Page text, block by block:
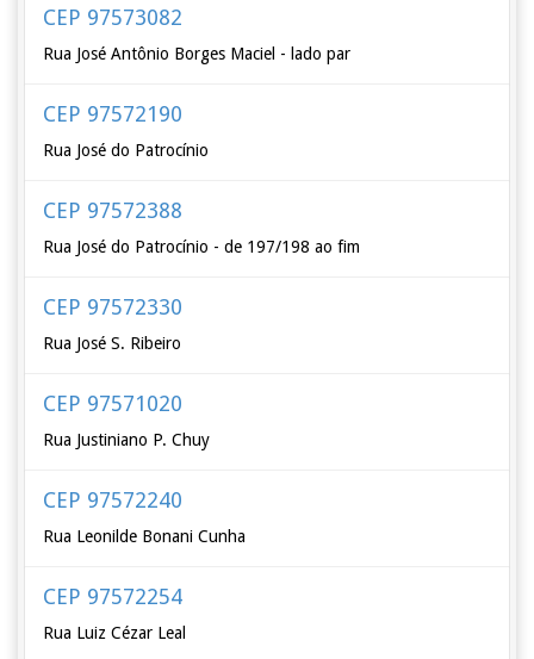
CEP 97573082
Rua José Antônio Borges Maciel - lado par
CEP 97572190
Rua José do Patrocínio
CEP 97572388
Rua José do Patrocínio - de 197/198 ao fim
CEP 97572330
Rua José S. Ribeiro
CEP 97571020
Rua Justiniano P. Chuy
CEP 97572240
Rua Leonilde Bonani Cunha
CEP 97572254
Rua Luiz Cézar Leal